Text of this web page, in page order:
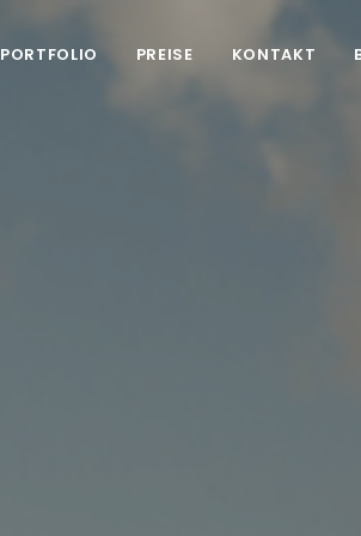
PORTFOLIO PREISE KONTAKT